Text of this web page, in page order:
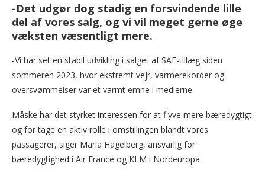
-Det udgør dog stadig en forsvindende lille
del af vores salg, og vi vil meget gerne øge
væksten væsentligt mere.
-Vi har set en stabil udvikling i salget af SAF-tillæg siden
sommeren 2023, hvor ekstremt vejr, varmerekorder og
oversvømmelser var et varmt emne i medierne.
Måske har det styrket interessen for at flyve mere bæredygtigt
og for tage en aktiv rolle i omstillingen blandt vores
passagerer, siger Maria Hagelberg, ansvarlig for
bæredygtighed i Air France og KLM i Nordeuropa.